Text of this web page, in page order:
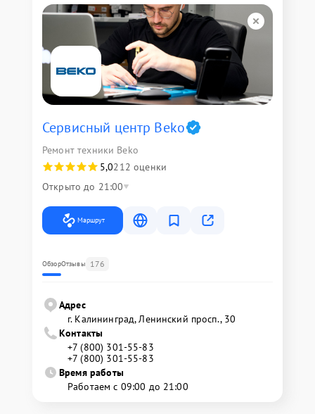
Сервисный центр Beko
Ремонт техники Beko
5,0212 оценки
Открыто до 21:00
Маршрут
ОбзорОтзывы 176
Адрес
г. Калининград, Ленинский просп., 30
Контакты
+7 (800) 301-55-83
+7 (800) 301-55-83
Время работы
Работаем с 09:00 до 21:00